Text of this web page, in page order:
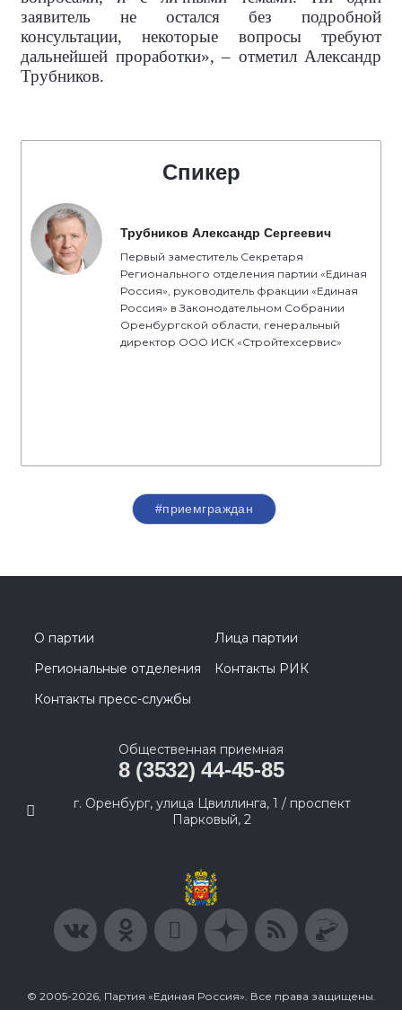
заявитель не остался без подробной
консультации, некоторые вопросы требуют
дальнейшей проработки», – отметил Александр
Трубников.
Спикер
Трубников Александр Сергеевич
Первый заместитель Секретаря
Регионального отделения партии «Единая
Россия», руководитель фракции «Единая
Россия» в Законодательном Собрании
Оренбургской области, генеральный
директор ООО ИСК «Стройтехсервис»
#приемграждан
О партии
Лица партии
Региональные отделения
Контакты РИК
Контакты пресс-службы
Общественная приемная
8 (3532) 44-45-85
г. Оренбург, улица Цвиллинга, 1 / проспект
Парковый, 2
© 2005-2026, Партия «Единая Россия». Все права защищены.